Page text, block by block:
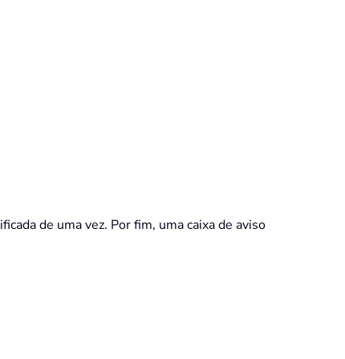
de uma vez. Por fim, uma caixa de aviso